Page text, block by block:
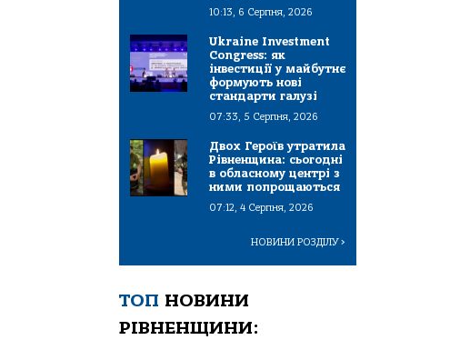
10:13, 6 Серпня, 2026
Ukraine Investment
Congress: як
інвестиції у майбутнє
формують нові
стандарти галузі
07:33, 5 Серпня, 2026
Двох Героїв утратила
Рівненщина: сьогодні
в обласному центрі з
ними попрощаються
07:12, 4 Серпня, 2026
НОВИНИ РОЗДІЛУ>
ТОП НОВИНИ
РІВНЕНЩИНИ: